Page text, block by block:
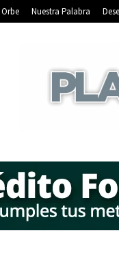
Orbe Nuestra Palabra